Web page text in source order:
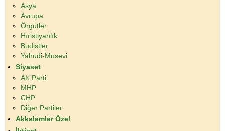
Asya
Avrupa
Örgütler
Hıristiyanlık
Budistler
Yahudi-Musevi
Siyaset
AK Parti
MHP
CHP
Diğer Partiler
Akkalemler Özel